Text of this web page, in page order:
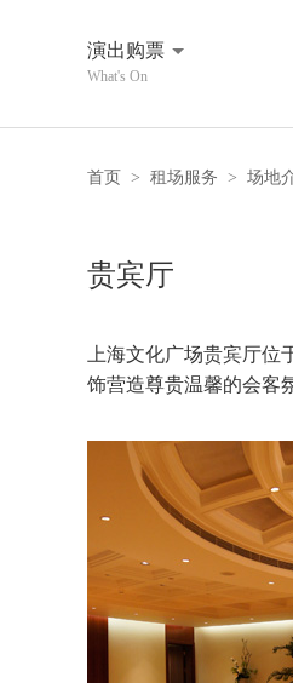
演出购票
What's On
首页 > 租场服务 > 场地
贵宾厅
上海文化广场贵宾厅
饰营造尊贵温馨的会客